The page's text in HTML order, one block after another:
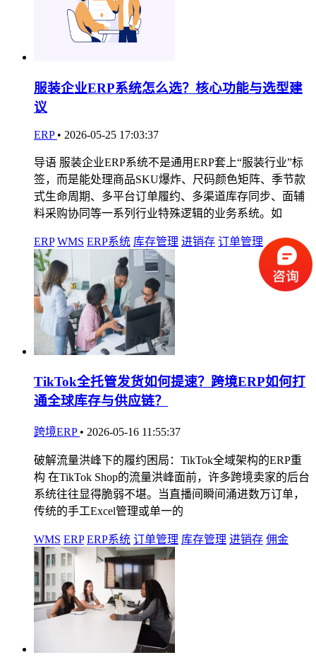
服装企业ERP系统怎么选？核心功能与选型建
议
ERP • 2026-05-25 17:03:37
导语 服装企业ERP系统不是通用ERP套上“服装行业”标
签，而是能处理商品SKU爆炸、尺码颜色矩阵、季节款
式生命周期、多平台订单履约、多渠道库存同步、面辅
料采购协同等一系列行业特殊逻辑的业务系统。如
ERP WMS ERP系统 库存管理 进销存 订单管理
TikTok全托管发货如何提速？跨境ERP如何打
通全球库存与供应链？
跨境ERP • 2026-05-16 11:55:37
破解流量洪峰下的履约困局：TikTok全域架构的ERP重
构 在TikTok Shop的流量洪峰面前，许多跨境卖家的后台
系统往往显得脆弱不堪。当直播间瞬间涌进数万订单，
传统的手工Excel管理或单一的
WMS ERP ERP系统 订单管理 库存管理 进销存 佣金